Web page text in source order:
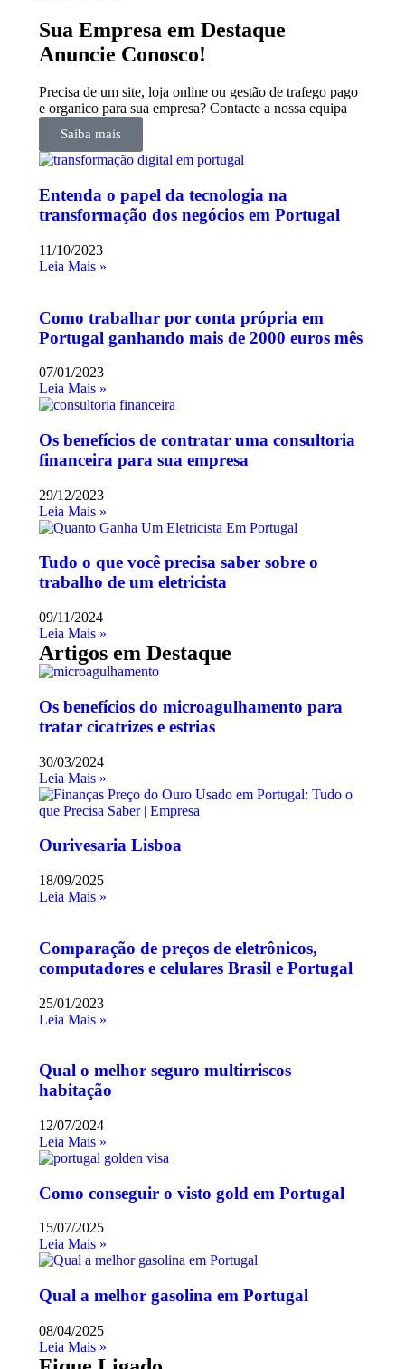
Sua Empresa em Destaque
Anuncie Conosco!
Precisa de um site, loja online ou gestão de trafego pago
e organico para sua empresa? Contacte a nossa equipa
Saiba mais
Entenda o papel da tecnologia na
transformação dos negócios em Portugal
11/10/2023
Leia Mais »
Como trabalhar por conta própria em
Portugal ganhando mais de 2000 euros mês
07/01/2023
Leia Mais »
Os benefícios de contratar uma consultoria
financeira para sua empresa
29/12/2023
Leia Mais »
Tudo o que você precisa saber sobre o
trabalho de um eletricista
09/11/2024
Leia Mais »
Artigos em Destaque
Os benefícios do microagulhamento para
tratar cicatrizes e estrias
30/03/2024
Leia Mais »
Ourivesaria Lisboa
18/09/2025
Leia Mais »
Comparação de preços de eletrônicos,
computadores e celulares Brasil e Portugal
25/01/2023
Leia Mais »
Qual o melhor seguro multirriscos
habitação
12/07/2024
Leia Mais »
Como conseguir o visto gold em Portugal
15/07/2025
Leia Mais »
Qual a melhor gasolina em Portugal
08/04/2025
Leia Mais »